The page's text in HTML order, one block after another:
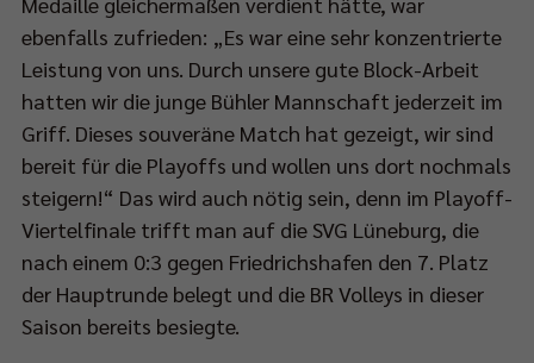
ebenfalls zufrieden: „Es war eine sehr konzentrierte
Leistung von uns. Durch unsere gute Block-Arbeit
hatten wir die junge Bühler Mannschaft jederzeit im
Griff. Dieses souveräne Match hat gezeigt, wir sind
bereit für die Playoffs und wollen uns dort nochmals
steigern!“ Das wird auch nötig sein, denn im Playoff-
Viertelfinale trifft man auf die SVG Lüneburg, die
nach einem 0:3 gegen Friedrichshafen den 7. Platz
der Hauptrunde belegt und die BR Volleys in dieser
Saison bereits besiegte.